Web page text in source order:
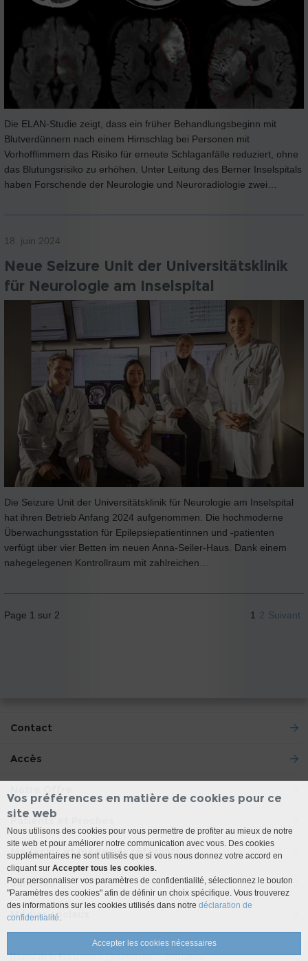
Die ELAN-Studie zeigt, dass ein früher Behandlungsbeginn mit
Blutverdünnern nach einem Hirnschlag bei Personen mit
Vorhofflimmern das Risiko für erneute Schlaganfälle reduziert, ohne
das Blutungsrisiko zu erhöhen. Unter Leitung des Berner Inselspitals
haben Forschende der Neurologie und Neuroradiologie zwei…
18. juin 2024
Neue Seizure Unit der Universitätsklinik
für Neurologie am Inselspital
Die Seizure Unit der Universitätsklinik für Neurologie am Inselspital
hat ihren Betrieb Anfang 2024 aufgenommen. Die hochmoderne
Überwachungsstation für Epilepsiepatientinnen und -patienten
verfügt über vier Betten im neuen Anna-Seiler-Haus. Dank einem
nahegelegenen Kontrollraum mit zahlreichen…
Page 1 sur 2 1 2 Suivant
Contact
Accès
Patients et Proches
Médecins et médecins référants
Sur nous
Médias sociaux
[Translate to Französisch:] Impressum Disclaimer
Vos préférences en matière de cookies pour ce
site web
Nous utilisons des cookies pour vous permettre de profiter au mieux de notre
site web et pour améliorer notre communication avec vous. Des cookies
supplémentaires ne sont utilisés que si vous nous donnez votre accord en
cliquant sur Accepter tous les cookies.
Pour personnaliser vos paramètres de confidentialité, sélectionnez le bouton
"Paramètres des cookies" afin de définir un choix spécifique. Vous trouverez
des informations sur les cookies utilisés dans notre déclaration de
confidentialité.
Accepter les cookies nécessaires